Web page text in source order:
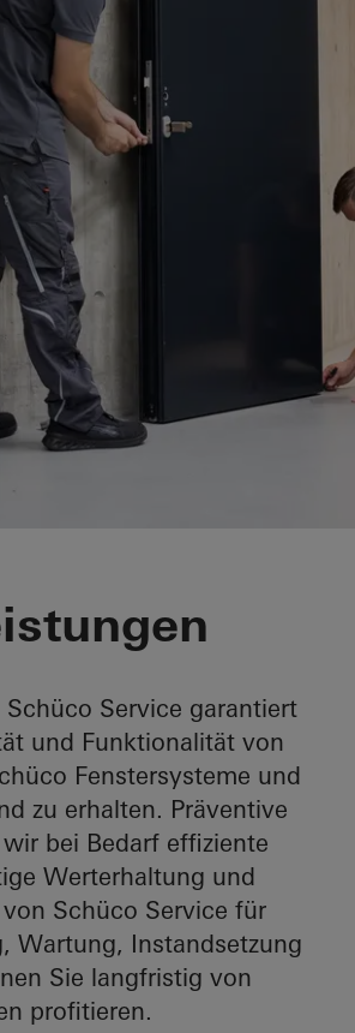
Service garantiert
und Funktionalität von
Fenstersysteme und
zu erhalten. Präventive
bei Bedarf effiziente
Werterhaltung und
Schüco Service für
Wartung, Instandsetzung
Sie langfristig von
profitieren.